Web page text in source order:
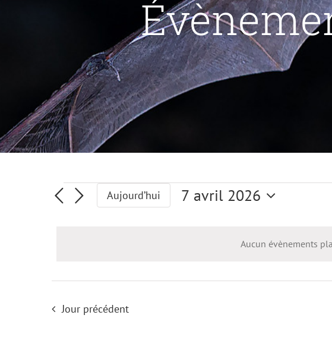
Évènements
for
7
Aucun évènements
Aujourd’hui
7 avril 2026
Jour précédent